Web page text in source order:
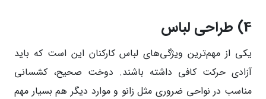
4) طراحی لباس
یکی از مهم‌ترین ویژگی‌های لباس کارکنان این است که باید
آزادی حرکت کافی داشته باشند. دوخت صحیح، کشسانی
مناسب در نواحی ضروری مثل زانو و موارد دیگر هم بسیار مهم